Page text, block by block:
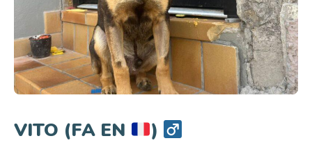
VITO (FA EN )